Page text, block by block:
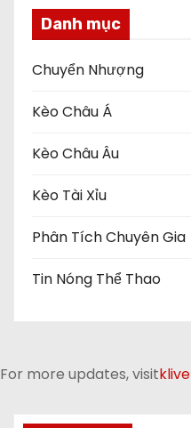
Danh mục
Chuyển Nhượng
Kèo Châu Á
Kèo Châu Âu
Kèo Tài Xỉu
Phân Tích Chuyên Gia
Tin Nóng Thể Thao
For more updates, visitklive